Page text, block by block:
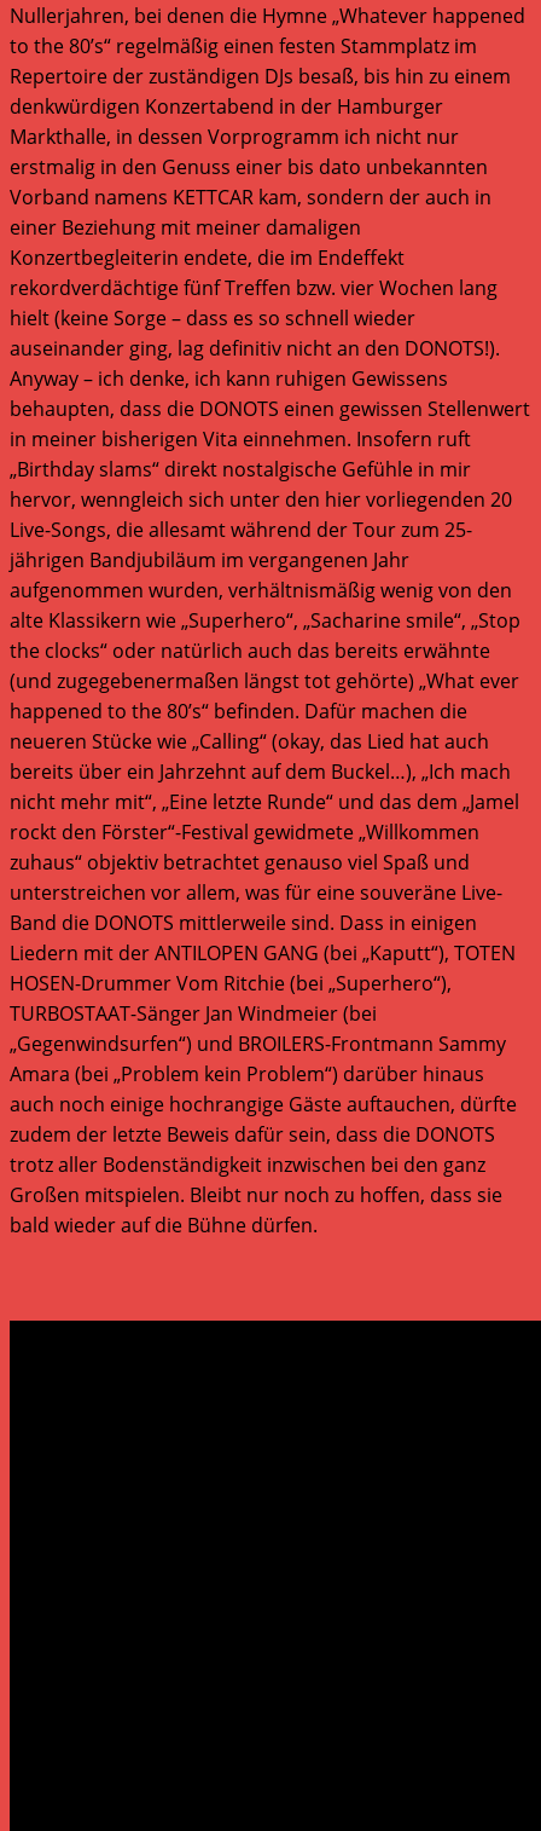
Nullerjahren, bei denen die Hymne „Whatever happened
to the 80’s“ regelmäßig einen festen Stammplatz im
Repertoire der zuständigen DJs besaß, bis hin zu einem
denkwürdigen Konzertabend in der Hamburger
Markthalle, in dessen Vorprogramm ich nicht nur
erstmalig in den Genuss einer bis dato unbekannten
Vorband namens KETTCAR kam, sondern der auch in
einer Beziehung mit meiner damaligen
Konzertbegleiterin endete, die im Endeffekt
rekordverdächtige fünf Treffen bzw. vier Wochen lang
hielt (keine Sorge – dass es so schnell wieder
auseinander ging, lag definitiv nicht an den DONOTS!).
Anyway – ich denke, ich kann ruhigen Gewissens
behaupten, dass die DONOTS einen gewissen Stellenwert
in meiner bisherigen Vita einnehmen. Insofern ruft
„Birthday slams“ direkt nostalgische Gefühle in mir
hervor, wenngleich sich unter den hier vorliegenden 20
Live-Songs, die allesamt während der Tour zum 25-
jährigen Bandjubiläum im vergangenen Jahr
aufgenommen wurden, verhältnismäßig wenig von den
alte Klassikern wie „Superhero“, „Sacharine smile“, „Stop
the clocks“ oder natürlich auch das bereits erwähnte
(und zugegebenermaßen längst tot gehörte) „What ever
happened to the 80’s“ befinden. Dafür machen die
neueren Stücke wie „Calling“ (okay, das Lied hat auch
bereits über ein Jahrzehnt auf dem Buckel…), „Ich mach
nicht mehr mit“, „Eine letzte Runde“ und das dem „Jamel
rockt den Förster“-Festival gewidmete „Willkommen
zuhaus“ objektiv betrachtet genauso viel Spaß und
unterstreichen vor allem, was für eine souveräne Live-
Band die DONOTS mittlerweile sind. Dass in einigen
Liedern mit der ANTILOPEN GANG (bei „Kaputt“), TOTEN
HOSEN-Drummer Vom Ritchie (bei „Superhero“),
TURBOSTAAT-Sänger Jan Windmeier (bei
„Gegenwindsurfen“) und BROILERS-Frontmann Sammy
Amara (bei „Problem kein Problem“) darüber hinaus
auch noch einige hochrangige Gäste auftauchen, dürfte
zudem der letzte Beweis dafür sein, dass die DONOTS
trotz aller Bodenständigkeit inzwischen bei den ganz
Großen mitspielen. Bleibt nur noch zu hoffen, dass sie
bald wieder auf die Bühne dürfen.